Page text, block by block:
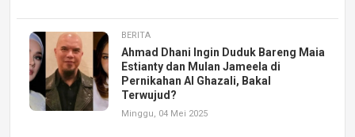
BERITA
Ahmad Dhani Ingin Duduk Bareng Maia
Estianty dan Mulan Jameela di
Pernikahan Al Ghazali, Bakal
Terwujud?
Minggu, 04 Mei 2025